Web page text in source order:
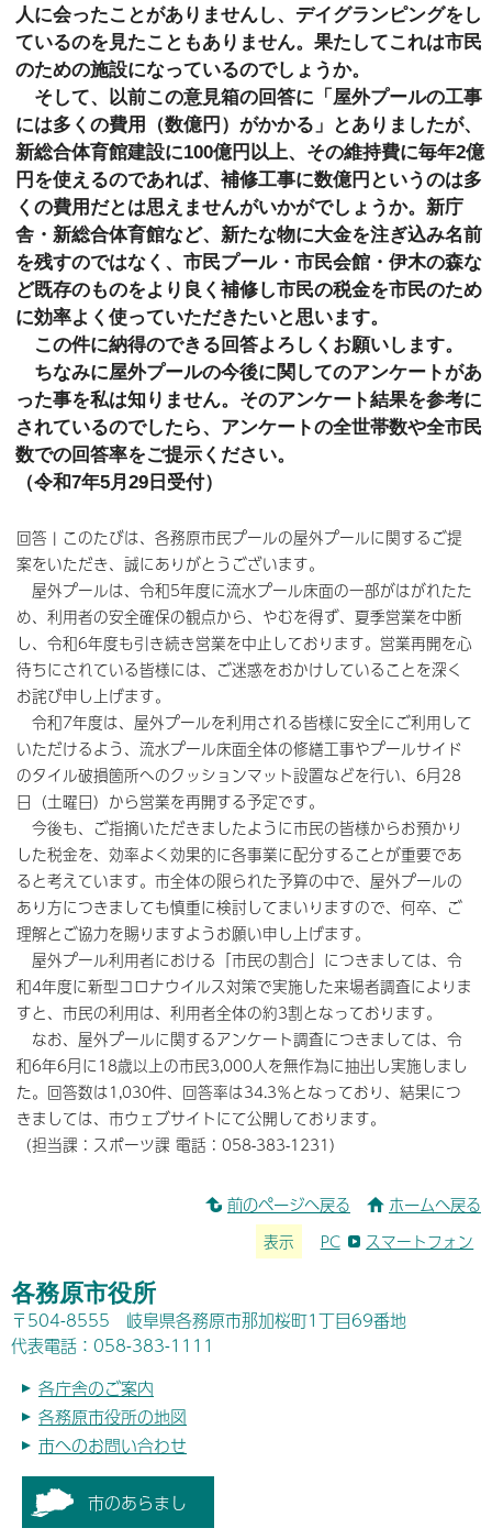
人に会ったことがありませんし、デイグランピングをし
ているのを見たこともありません。果たしてこれは市民
のための施設になっているのでしょうか。
そして、以前この意見箱の回答に「屋外プールの工事
には多くの費用（数億円）がかかる」とありましたが、
新総合体育館建設に100億円以上、その維持費に毎年2億
円を使えるのであれば、補修工事に数億円というのは多
くの費用だとは思えませんがいかがでしょうか。新庁
舎・新総合体育館など、新たな物に大金を注ぎ込み名前
を残すのではなく、市民プール・市民会館・伊木の森な
ど既存のものをより良く補修し市民の税金を市民のため
に効率よく使っていただきたいと思います。
この件に納得のできる回答よろしくお願いします。
ちなみに屋外プールの今後に関してのアンケートがあ
った事を私は知りません。そのアンケート結果を参考に
されているのでしたら、アンケートの全世帯数や全市民
数での回答率をご提示ください。
（令和7年5月29日受付）
回答 | このたびは、各務原市民プールの屋外プールに関するご提
案をいただき、誠にありがとうございます。
屋外プールは、令和5年度に流水プール床面の一部がはがれたた
め、利用者の安全確保の観点から、やむを得ず、夏季営業を中断
し、令和6年度も引き続き営業を中止しております。営業再開を心
待ちにされている皆様には、ご迷惑をおかけしていることを深く
お詫び申し上げます。
令和7年度は、屋外プールを利用される皆様に安全にご利用して
いただけるよう、流水プール床面全体の修繕工事やプールサイド
のタイル破損箇所へのクッションマット設置などを行い、6月28
日（土曜日）から営業を再開する予定です。
今後も、ご指摘いただきましたように市民の皆様からお預かり
した税金を、効率よく効果的に各事業に配分することが重要であ
ると考えています。市全体の限られた予算の中で、屋外プールの
あり方につきましても慎重に検討してまいりますので、何卒、ご
理解とご協力を賜りますようお願い申し上げます。
屋外プール利用者における「市民の割合」につきましては、令
和4年度に新型コロナウイルス対策で実施した来場者調査によりま
すと、市民の利用は、利用者全体の約3割となっております。
なお、屋外プールに関するアンケート調査につきましては、令
和6年6月に18歳以上の市民3,000人を無作為に抽出し実施しまし
た。回答数は1,030件、回答率は34.3％となっており、結果につ
きましては、市ウェブサイトにて公開しております。
（担当課：スポーツ課 電話：058-383-1231）
前のページへ戻る ホームへ戻る
表示 PC スマートフォン
各務原市役所
〒504-8555 岐阜県各務原市那加桜町1丁目69番地
代表電話：058-383-1111
各庁舎のご案内
各務原市役所の地図
市へのお問い合わせ
市のあらまし